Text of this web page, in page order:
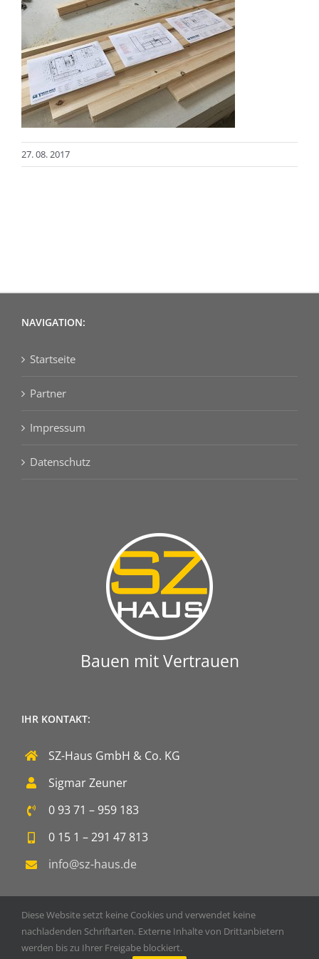
27. 08. 2017
NAVIGATION:
Startseite
Partner
Impressum
Datenschutz
Bauen mit Vertrauen
IHR KONTAKT:
SZ-Haus GmbH & Co. KG
Sigmar Zeuner
0 93 71 – 959 183
0 15 1 – 291 47 813
info@sz-haus.de
Copyright 2020 SZ-Haus GmbH & Co. KG | Powered by
Diese Website setzt keine Cookies und verwendet keine
nachladenden Schriftarten. Externe Inhalte von Drittanbietern
werden bis zu Ihrer Freigabe blockiert.